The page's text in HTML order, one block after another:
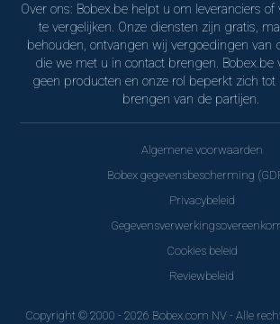
Over ons: Bobex.be helpt u om leveranciers of
te vergelijken. Onze diensten zijn gratis,
behouden, ontvangen wij vergoedingen van
die we met u in contact brengen. Bobex.be
geen producten en onze rol beperkt zich tot
brengen van de partijen.
Algemene voorwaarden
Bobex gegevensbescherming
Privacybeleid
Cookies beleid
Reviewbeleid
Copyright © 2000 - 2026 Bobex.com NV - Alle